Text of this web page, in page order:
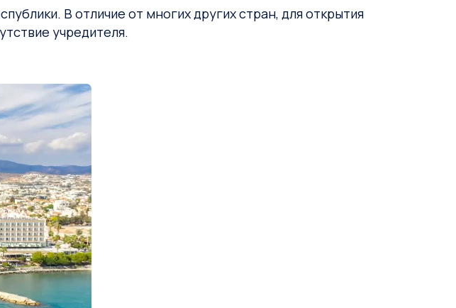
В отличие от многих других стран, для открытия
учредителя.